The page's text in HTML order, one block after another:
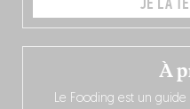
À
Le Fooding est un